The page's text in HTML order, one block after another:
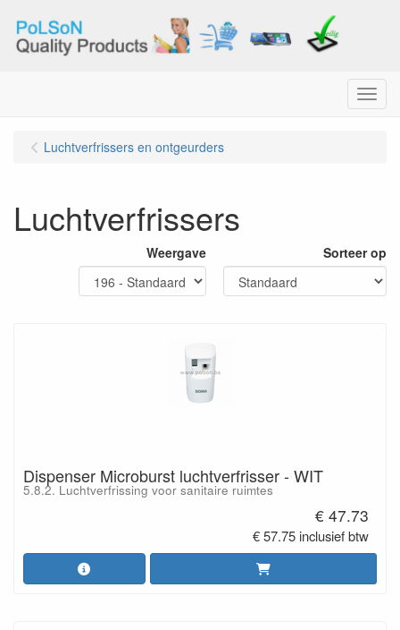
Menu
Luchtverfrissers en ontgeurders
Luchtverfrissers
Weergave Sorteer op
Dispenser Microburst luchtverfrisser - WIT
5.8.2. Luchtverfrissing voor sanitaire ruimtes
€ 47.73
€ 57.75 inclusief btw